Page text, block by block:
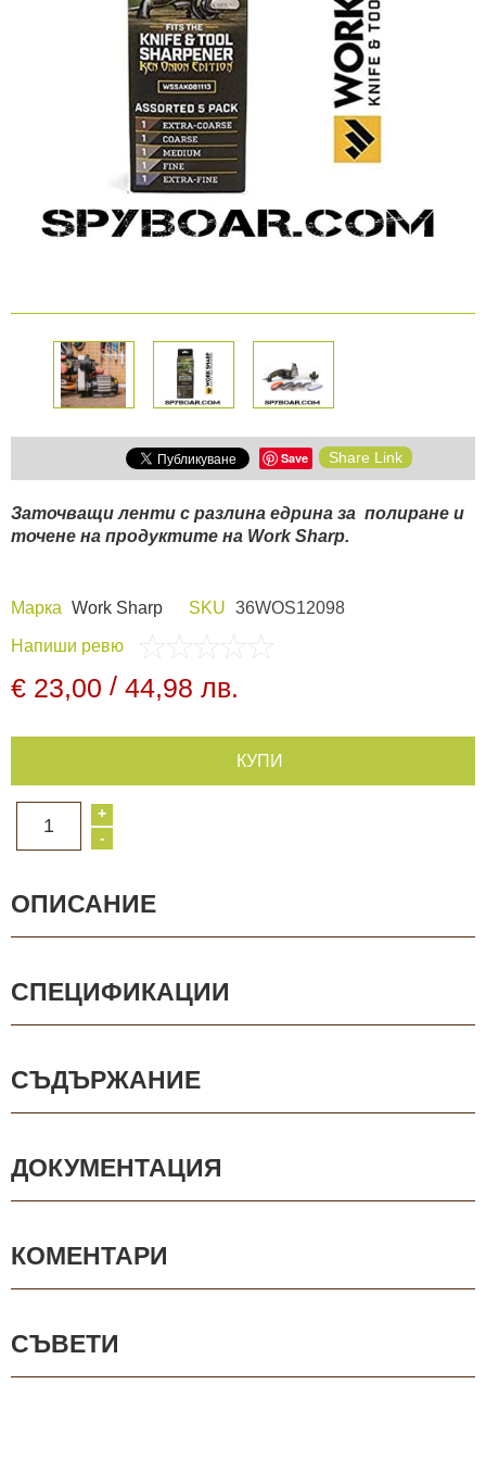
СПОРТНИ
СМАРТ
ЧАСОВНИЦИ
ВИДЕОРЕГИСТРАТОРИ
ПОДАРЪЦИ
РАЗГЛЕДАЙ ПРОДУКТИ
Безопастност и
сигурност
Боди камери и екшън
камери
Акумулатори и батерии
зарядни
Нощно виждане
Спортни и смарт
часовници
Видеорегистратори
За подаръци
Архивни продукти
Заточващи ленти с разлина едрина за полиране и
точене на продуктите на Work Sharp.
Save Share Link
Марка Work Sharp SKU 36WOS12098
Напиши ревю
€ 23,00 / 44,98 лв.
КУПИ
1
-
+
ОПИСАНИЕ
СПЕЦИФИКАЦИИ
СЪДЪРЖАНИЕ
ДОКУМЕНТАЦИЯ
КОМЕНТАРИ
СЪВЕТИ